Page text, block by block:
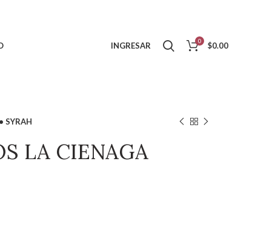
INGRESAR 0 $0.00
SYRAH
LA CIENAGA